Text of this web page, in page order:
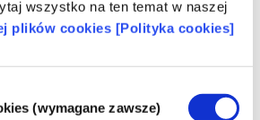
wszystko na ten temat w naszej
plików cookies [Polityka cookies]
(wymagane zawsze)
stosowanym w
się, że są
mogą naśladować
coś może naśladować
są testowane na